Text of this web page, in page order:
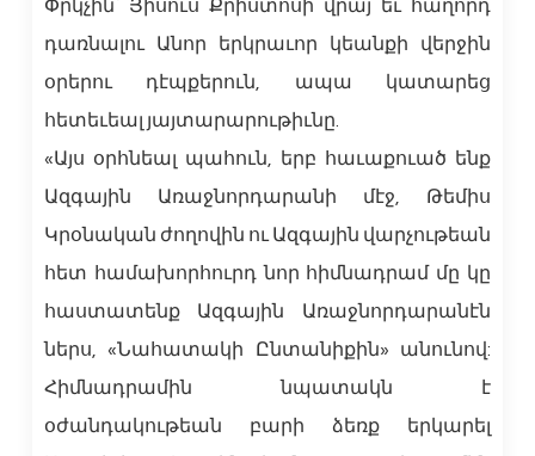
Փրկչին՝ Յիսուս Քրիստոսի վրայ եւ հաղորդ
դառնալու Անոր երկրաւոր կեանքի վերջին
օրերու դէպքերուն, ապա կատարեց
հետեւեալ յայտարարութիւնը.
«Այս օրհնեալ պահուն, երբ հաւաքուած ենք
Ազգային Առաջնորդարանի մէջ, Թեմիս
Կրօնական ժողովին ու Ազգային վարչութեան
հետ համախորհուրդ նոր հիմնադրամ մը կը
հաստատենք Ազգային Առաջնորդարանէն
ներս, «Նահատակի Ընտանիքին» անունով:
Հիմնադրամին նպատակն է
օժանդակութեան բարի ձեռք երկարել